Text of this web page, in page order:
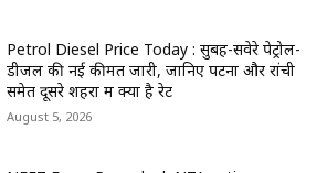
Petrol Diesel Price Today : सुबह-सवेरे पेट्रोल-
डीजल की नई कीमतें जारी, जानिए पटना और रांची
समेत दूसरे शहरों में क्या है रेट
August 5, 2026